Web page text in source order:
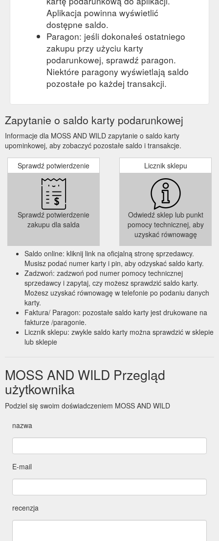
Aplikacja powinna wyświetlić
dostępne saldo.
Paragon: jeśli dokonałeś ostatniego
zakupu przy użyciu karty
podarunkowej, sprawdź paragon.
Niektóre paragony wyświetlają saldo
pozostałe po każdej transakcji.
Zapytanie o saldo karty podarunkowej
Informacje dla MOSS AND WILD zapytanie o saldo karty
upominkowej, aby zobaczyć pozostałe saldo i transakcje.
Sprawdź potwierdzenie
Sprawdź potwierdzenie
zakupu dla salda
Licznik sklepu
Odwiedź sklep lub punkt
pomocy technicznej, aby
uzyskać równowagę
Saldo online: kliknij link na oficjalną stronę sprzedawcy.
Musisz podać numer karty i pin, aby odzyskać saldo karty.
Zadzwoń: zadzwoń pod numer pomocy technicznej
sprzedawcy i zapytaj, czy możesz sprawdzić saldo karty.
Możesz uzyskać równowagę w telefonie po podaniu danych
karty.
Faktura/ Paragon: pozostałe saldo karty jest drukowane na
fakturze /paragonie.
Licznik sklepu: zwykle saldo karty można sprawdzić w sklepie
lub sklepie
MOSS AND WILD Przegląd
użytkownika
Podziel się swoim doświadczeniem MOSS AND WILD
nazwa
E-mail
recenzja